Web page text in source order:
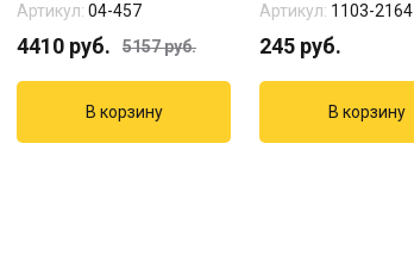
Артикул: 04-457
4410 руб. 5157руб.
Артикул: 1103-2164
245 руб.